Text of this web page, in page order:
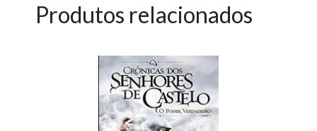
Produtos relacionados